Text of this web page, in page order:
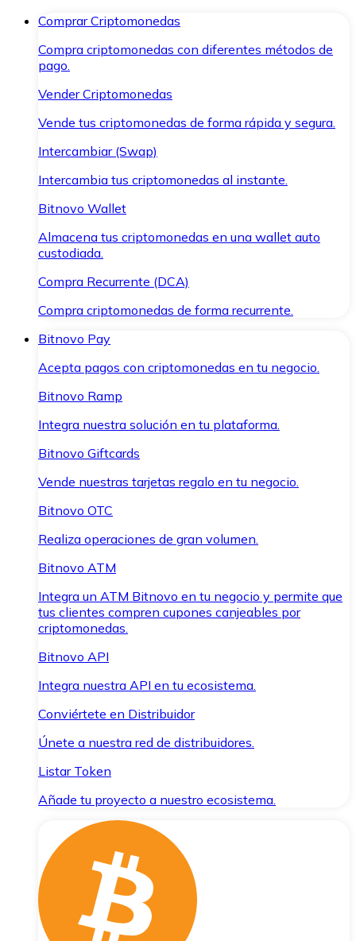
Comprar Criptomonedas
Compra criptomonedas con diferentes métodos de
pago.
Vender Criptomonedas
Vende tus criptomonedas de forma rápida y segura.
Intercambiar (Swap)
Intercambia tus criptomonedas al instante.
Bitnovo Wallet
Almacena tus criptomonedas en una wallet auto
custodiada.
Compra Recurrente (DCA)
Compra criptomonedas de forma recurrente.
Bitnovo Pay
Acepta pagos con criptomonedas en tu negocio.
Bitnovo Ramp
Integra nuestra solución en tu plataforma.
Bitnovo Giftcards
Vende nuestras tarjetas regalo en tu negocio.
Bitnovo OTC
Realiza operaciones de gran volumen.
Bitnovo ATM
Integra un ATM Bitnovo en tu negocio y permite que
tus clientes compren cupones canjeables por
criptomonedas.
Bitnovo API
Integra nuestra API en tu ecosistema.
Conviértete en Distribuidor
Únete a nuestra red de distribuidores.
Listar Token
Añade tu proyecto a nuestro ecosistema.